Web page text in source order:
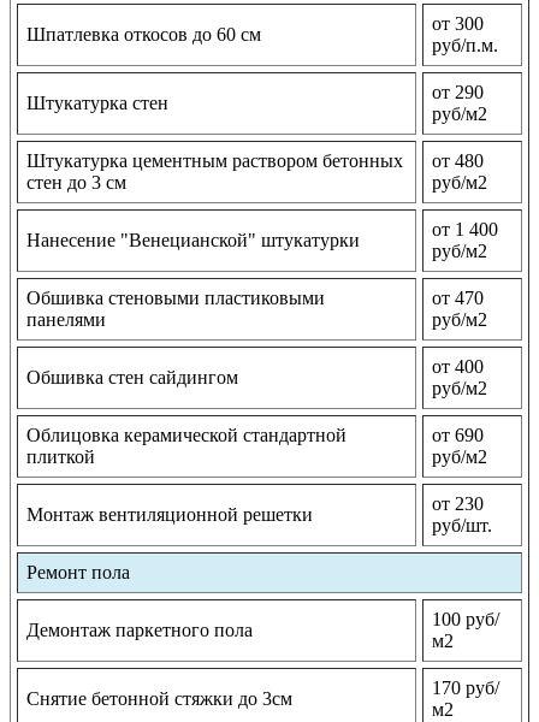
Шпатлевка откосов до 60 см
от 300
руб/п.м.
Штукатурка стен
от 290
руб/м2
Штукатурка цементным раствором бетонных
стен до 3 см
от 480
руб/м2
Нанесение "Венецианской" штукатурки
от 1 400
руб/м2
Обшивка стеновыми пластиковыми
панелями
от 470
руб/м2
Обшивка стен сайдингом
от 400
руб/м2
Облицовка керамической стандартной
плиткой
от 690
руб/м2
Монтаж вентиляционной решетки
от 230
руб/шт.
Ремонт пола
Демонтаж паркетного пола
100 руб/
м2
Снятие бетонной стяжки до 3см
170 руб/
м2